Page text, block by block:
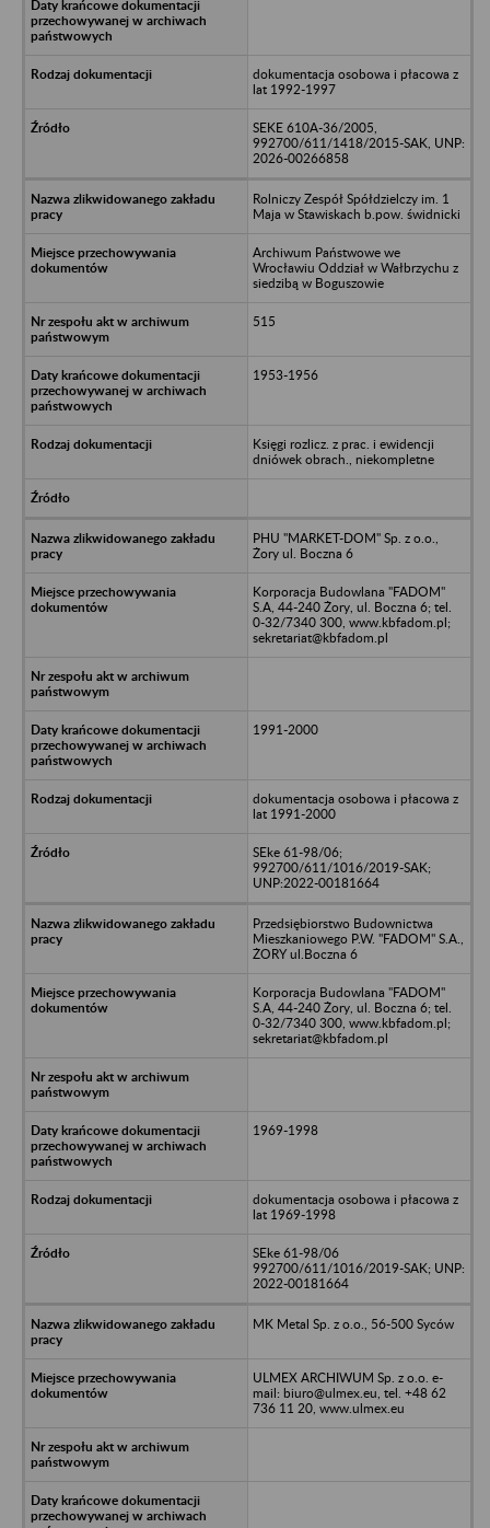
dokumentacja osobowa i płacowa z
lat 1992-1997
SEKE 610A-36/2005,
992700/611/1418/2015-SAK, UNP:
2026-00266858
Rolniczy Zespół Spółdzielczy im. 1
Maja w Stawiskach b.pow. świdnicki
Archiwum Państwowe we
Wrocławiu Oddział w Wałbrzychu z
siedzibą w Boguszowie
515
1953-1956
Księgi rozlicz. z prac. i ewidencji
dniówek obrach., niekompletne
PHU "MARKET-DOM" Sp. z o.o.,
Żory ul. Boczna 6
Korporacja Budowlana "FADOM"
S.A, 44-240 Żory, ul. Boczna 6; tel.
0-32/7340 300, www.kbfadom.pl;
sekretariat@kbfadom.pl
1991-2000
dokumentacja osobowa i płacowa z
lat 1991-2000
SEke 61-98/06;
992700/611/1016/2019-SAK;
UNP:2022-00181664
Przedsiębiorstwo Budownictwa
Mieszkaniowego P.W. "FADOM" S.A.,
ŻORY ul.Boczna 6
Korporacja Budowlana "FADOM"
S.A, 44-240 Żory, ul. Boczna 6; tel.
0-32/7340 300, www.kbfadom.pl;
sekretariat@kbfadom.pl
1969-1998
dokumentacja osobowa i płacowa z
lat 1969-1998
SEke 61-98/06
992700/611/1016/2019-SAK; UNP:
2022-00181664
MK Metal Sp. z o.o., 56-500 Syców
ULMEX ARCHIWUM Sp. z o.o. e-
mail: biuro@ulmex.eu, tel. +48 62
736 11 20, www.ulmex.eu